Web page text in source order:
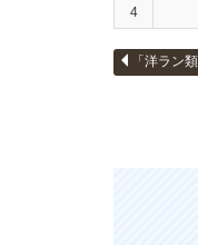
4
「洋ラン